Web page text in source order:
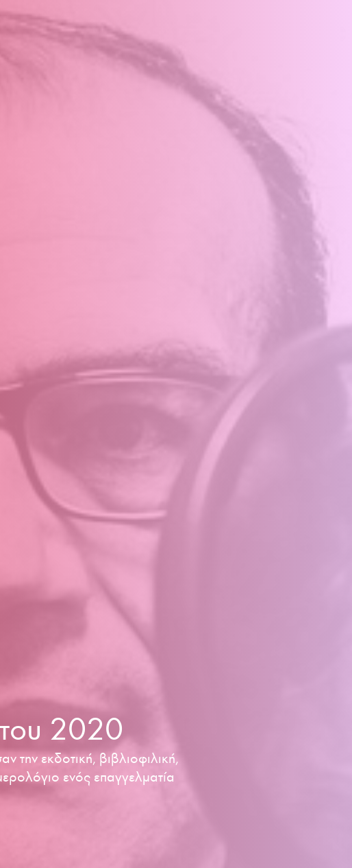
2020
την εκδοτική, βιβλιοφιλική,
ενός επαγγελματία